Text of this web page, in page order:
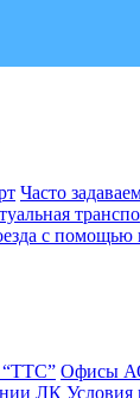
Часто
с помощью
Офисы
ЛК Условия